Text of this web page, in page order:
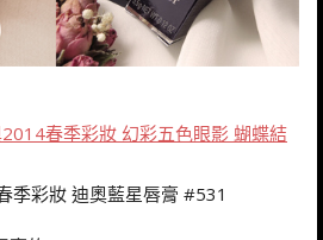
春季彩妝 幻彩五色眼影 蝴蝶結